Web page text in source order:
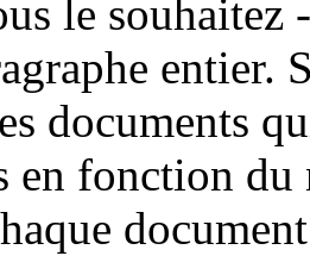
le souhaitez
entier.
documents
en fonction